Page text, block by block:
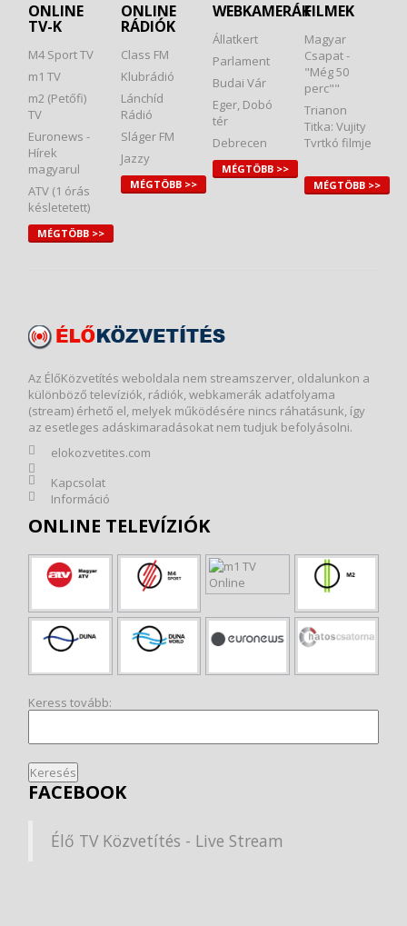
ONLINE
TV-K
M4 Sport TV
m1 TV
m2 (Petőfi)
TV
Euronews -
Hírek
magyarul
ATV (1 órás
késletetett)
MÉGTÖBB >>
ONLINE
RÁDIÓK
Class FM
Klubrádió
Lánchíd
Rádió
Sláger FM
Jazzy
MÉGTÖBB >>
WEBKAMERÁK
Állatkert
Parlament
Budai Vár
Eger, Dobó
tér
Debrecen
MÉGTÖBB >>
FILMEK
Magyar
Csapat -
"Még 50
perc""
Trianon
Titka: Vujity
Tvrtkó filmje
MÉGTÖBB >>
Az ÉlőKözvetítés weboldala nem streamszerver, oldalunkon a
különböző televíziók, rádiók, webkamerák adatfolyama
(stream) érhető el, melyek működésére nincs ráhatásunk, így
az esetleges adáskimaradásokat nem tudjuk befolyásolni.
elokozvetites.com
Kapcsolat
Információ
ONLINE TELEVÍZIÓK
Keress tovább:
FACEBOOK
Élő TV Közvetítés - Live Stream